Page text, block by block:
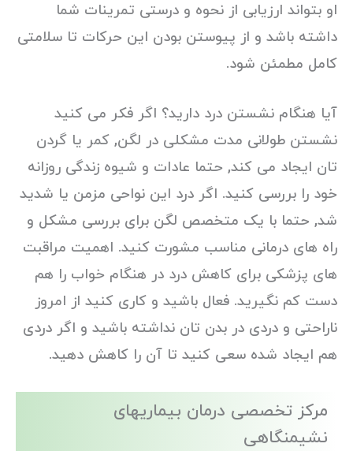
او بتواند ارزیابی از نحوه و درستی تمرینات شما
داشته باشد و از پیوستن بودن این حرکات تا سلامتی
کامل مطمئن شود.
آیا هنگام نشستن درد دارید؟ اگر فکر می کنید
نشستن طولانی مدت مشکلی در لگن, کمر یا گردن
تان ایجاد می کند, حتما عادات و شیوه زندگی روزانه
خود را بررسی کنید. اگر درد این نواحی مزمن یا شدید
شد, حتما با یک متخصص لگن برای بررسی مشکل و
راه های درمانی مناسب مشورت کنید. اهمیت مراقبت
های پزشکی برای کاهش درد در هنگام خواب را هم
دست کم نگیرید. فعال باشید و کاری کنید از امروز
ناراحتی و دردی در بدن تان نداشته باشید و اگر دردی
هم ایجاد شده سعی کنید تا آن را کاهش دهید.
مرکز تخصصی درمان بیماریهای
نشیمنگاهی